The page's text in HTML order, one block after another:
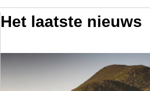
Het laatste nieuws